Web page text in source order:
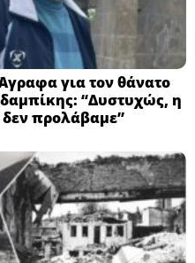
για τον θάνατο
“Δυστυχώς, η
προλάβαμε”